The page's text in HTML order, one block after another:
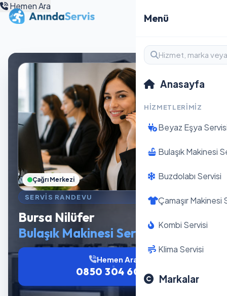
Menü
Anasayfa
HIZMETLERIMIZ
Beyaz Eşya
Bulaşık Makinesi
Buzdolabı Servisi
Çamaşır Makinesi
Kombi Servisi
Klima Servisi
Markalar
Hemen Ara
SERVIS RANDEVU
Bursa Nilüfer
Bulaşık Makinesi Servisi
Hemen Ara
0850 304 6012
Çağrı Merkezi